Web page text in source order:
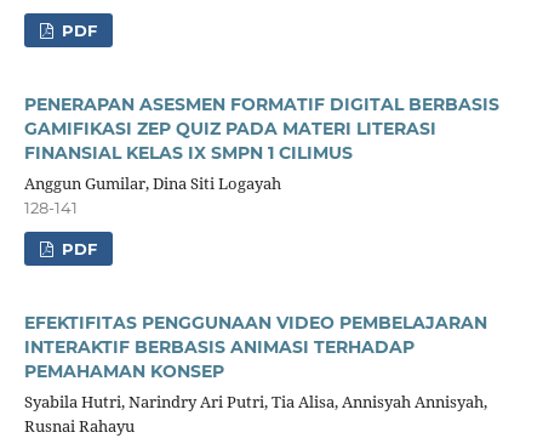
PDF
PENERAPAN ASESMEN FORMATIF DIGITAL BERBASIS
GAMIFIKASI ZEP QUIZ PADA MATERI LITERASI
FINANSIAL KELAS IX SMPN 1 CILIMUS
Anggun Gumilar, Dina Siti Logayah
128-141
PDF
EFEKTIFITAS PENGGUNAAN VIDEO PEMBELAJARAN
INTERAKTIF BERBASIS ANIMASI TERHADAP
PEMAHAMAN KONSEP
Syabila Hutri, Narindry Ari Putri, Tia Alisa, Annisyah Annisyah,
Rusnai Rahayu